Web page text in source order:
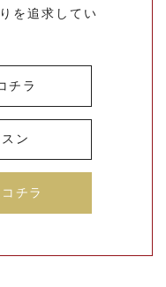
を追求してい
チラ
ン
チラ